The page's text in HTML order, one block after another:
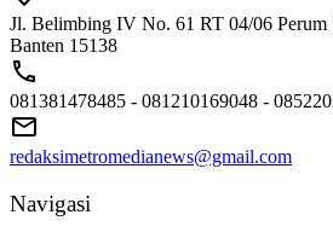
Jl. Belimbing IV No. 61 RT 04/06 Perum
Banten 15138
081381478485 - 081210169048 -
redaksimetromedianews@gmail.com
Navigasi